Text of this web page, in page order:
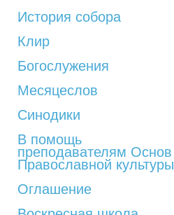
История собора
Клир
Богослужения
Месяцеслов
Синодики
В помощь
преподавателям Основ
Православной культуры
Оглашение